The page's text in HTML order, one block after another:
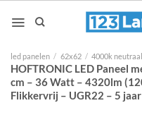
naar
led panelen / 62x62 / 4000k
HOFTRONIC LED Paneel
cm – 36 Watt – 4320lm
Flikkervrij – UGR22 – 5